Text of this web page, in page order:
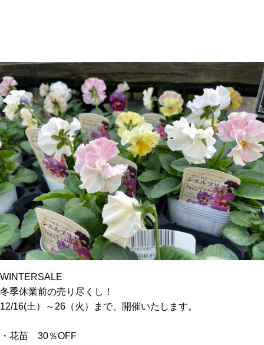
WINTERSALE
冬季休業前の売り尽くし！
12/16(土）～26（火）まで、開催いたします。
・花苗 30％OFF